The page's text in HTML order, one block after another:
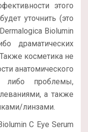
этого
уточнить (это
Biolumin
драматических
косметика не
анатомического
либо проблемы,
а также
линзами.
C Eye Serum